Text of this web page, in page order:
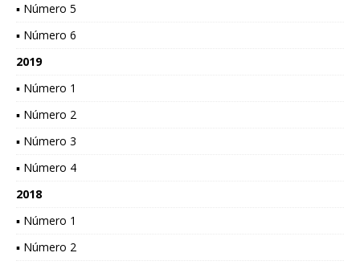
▪ Número 5
▪ Número 6
2019
▪ Número 1
▪ Número 2
▪ Número 3
▪ Número 4
2018
▪ Número 1
▪ Número 2